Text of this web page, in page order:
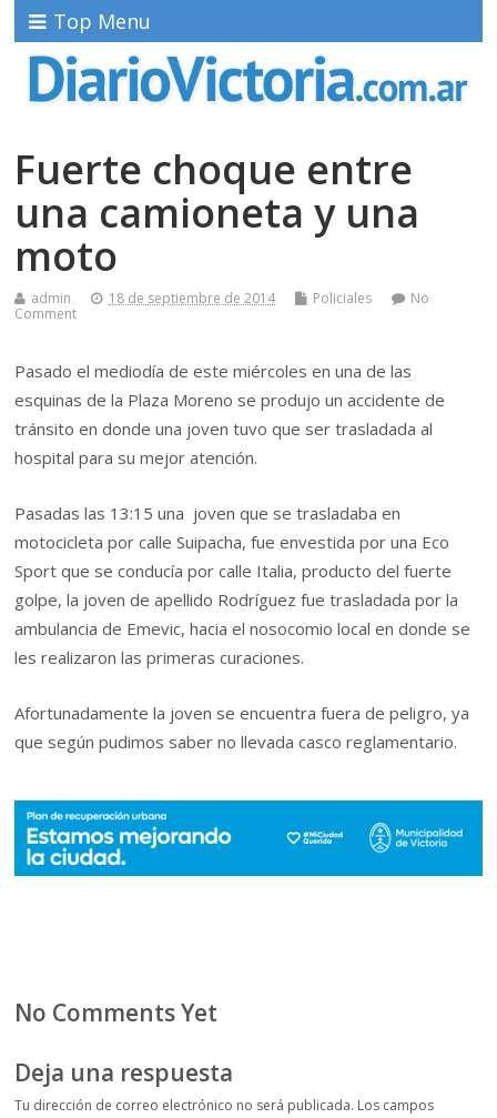
Top Menu
Fuerte choque entre
una camioneta y una
moto
admin 18 de septiembre de 2014 Policiales
No
Comment
Pasado el mediodía de este miércoles en una de las
esquinas de la Plaza Moreno se produjo un accidente de
tránsito en donde una joven tuvo que ser trasladada al
hospital para su mejor atención.
Pasadas las 13:15 una joven que se trasladaba en
motocicleta por calle Suipacha, fue envestida por una Eco
Sport que se conducía por calle Italia, producto del fuerte
golpe, la joven de apellido Rodríguez fue trasladada por la
ambulancia de Emevic, hacia el nosocomio local en donde se
les realizaron las primeras curaciones.
Afortunadamente la joven se encuentra fuera de peligro, ya
que según pudimos saber no llevada casco reglamentario.
No Comments Yet
Deja una respuesta
Tu dirección de correo electrónico no será publicada. Los campos